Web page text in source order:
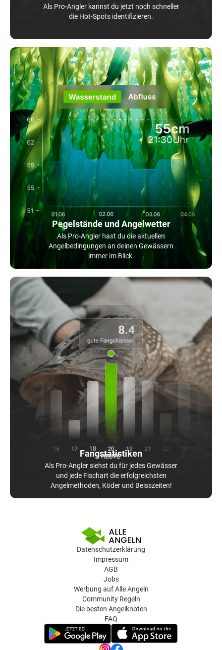
Als Pro-Angler kannst du jetzt noch schneller
die Hot-Spots identifizieren.
Pegelstände und Angelwetter
Als Pro-Angler hast du die aktuellen
Angelbedingungen an deinen Gewässern
immer im Blick.
Fangstatistiken
Als Pro-Angler siehst du für jedes Gewässer
und jede Fischart die erfolgreichsten
Angelmethoden, Köder und Beisszeiten!
Datenschutzerklärung
Impressum
AGB
Jobs
Werbung auf Alle Angeln
Community Regeln
Die besten Angelknoten
FAQ